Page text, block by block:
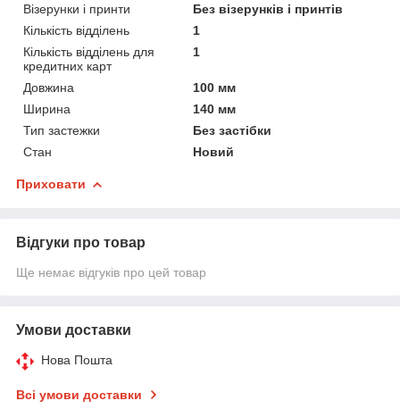
Візерунки і принти
Без візерунків і принтів
Кількість відділень
1
Кількість відділень для
кредитних карт
1
Довжина
100 мм
Ширина
140 мм
Тип застежки
Без застібки
Стан
Новий
Приховати
Відгуки про товар
Ще немає відгуків про цей товар
Умови доставки
Нова Пошта
Всі умови доставки